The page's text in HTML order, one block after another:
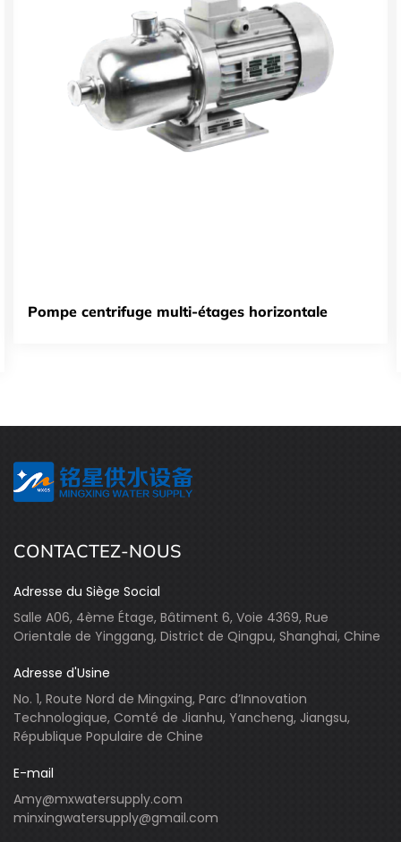
étages horizontale
Pompe submersible
CONTACTEZ-NOUS
Adresse du Siège Social
Salle A06, 4ème Étage, Bâtiment 6, Voie 4369, Rue
Orientale de Yinggang, District de Qingpu, Shanghai, Chine
Adresse d'Usine
No. 1, Route Nord de Mingxing, Parc d’Innovation
Technologique, Comté de Jianhu, Yancheng, Jiangsu,
République Populaire de Chine
E-mail
Amy@mxwatersupply.com
minxingwatersupply@gmail.com